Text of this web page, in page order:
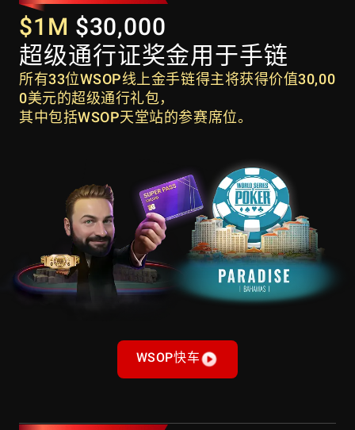
瓜德罗普
圭亚那
海地 牙买加
圣基茨和尼维斯 开曼群岛
圣卢西亚
秘鲁
圣皮埃尔和密克隆 波多黎各
巴拉圭 苏里南
萨尔瓦多 圣马丁（荷属部分）
特克斯和凯科斯群岛 特立尼达和多巴哥
圣文森特和格林纳丁斯
美属维尔京群岛
美国
$1M $30,000
超级通行证奖金用于手链
所有33位WSOP线上金手链得主将获得价值30,00
0美元的超级通行礼包，
其中包括WSOP天堂站的参赛席位。
WSOP快车